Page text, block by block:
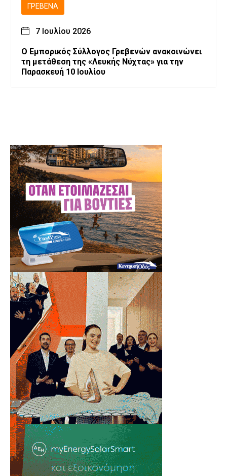
ΓΡΕΒΕΝΆ
7 Ιουλίου 2026
Ο Εμπορικός Σύλλογος Γρεβενών ανακοινώνει
τη μετάθεση της «Λευκής Νύχτας» για την
Παρασκευή 10 Ιουλίου